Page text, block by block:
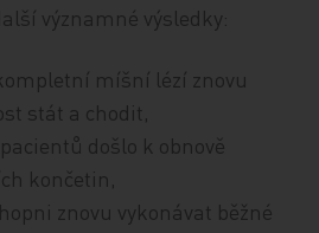
významné výsledky:
míšní lézí znovu
stát a chodit,
došlo k obnově
končetin,
znovu vykonávat běžné